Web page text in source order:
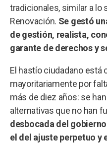
tradicionales, similar a lo
Renovación. Se gestó
de gestión, realista,
garante de derechos y
El hastío ciudadano está
mayoritariamente por
más de diez años: se
alternativas que no han
desbocada del
el del ajuste perpetuo y